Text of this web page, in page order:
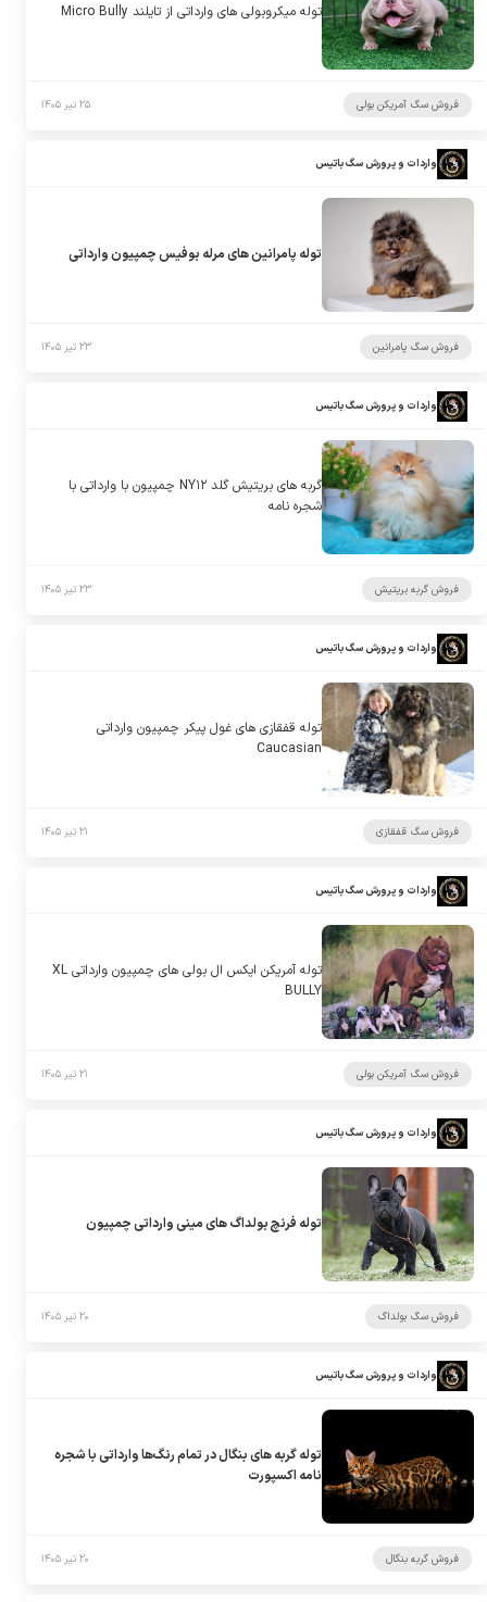
توله میکروبولی های وارداتی از تایلند Micro Bully
فروش سگ آمریکن بولی ۲۵ تیر ۱۴۰۵
واردات و پرورش سگ باتیس
توله پامرانین های مرله بوفیس چمپیون وارداتی
فروش سگ پامرانین ۲۳ تیر ۱۴۰۵
واردات و پرورش سگ باتیس
گربه های بریتیش گلد NY۱۲ چمپیون با وارداتی با
شجره نامه
فروش گربه بریتیش ۲۳ تیر ۱۴۰۵
واردات و پرورش سگ باتیس
توله قفقازی های غول پیکر چمپیون وارداتی
Caucasian
فروش سگ قفقازی ۲۱ تیر ۱۴۰۵
واردات و پرورش سگ باتیس
توله آمریکن ایکس ال بولی های چمپیون وارداتی XL
BULLY
فروش سگ آمریکن بولی ۲۱ تیر ۱۴۰۵
واردات و پرورش سگ باتیس
توله فرنچ بولداگ های مینی وارداتی چمپیون
فروش سگ بولداگ ۲۰ تیر ۱۴۰۵
واردات و پرورش سگ باتیس
توله گربه های بنگال در تمام رنگ‌ها وارداتی با شجره
نامه اکسپورت
فروش گربه بنگال ۲۰ تیر ۱۴۰۵